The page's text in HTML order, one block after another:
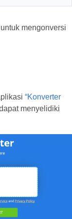
mengonversi
“Konverter
menyelidiki